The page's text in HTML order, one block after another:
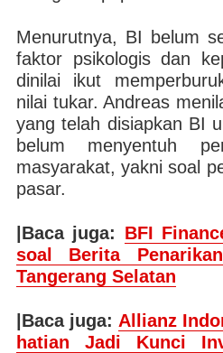
Menurutnya, BI belum
faktor psikologis dan
dinilai ikut
nilai tukar. Andreas
yang telah disiapkan BI
belum menyentuh
masyarakat, yakni soal
pasar.
|Baca juga: BFI
soal Berita
Tangerang Selatan
|Baca juga: Allianz
hatian Jadi Kunci